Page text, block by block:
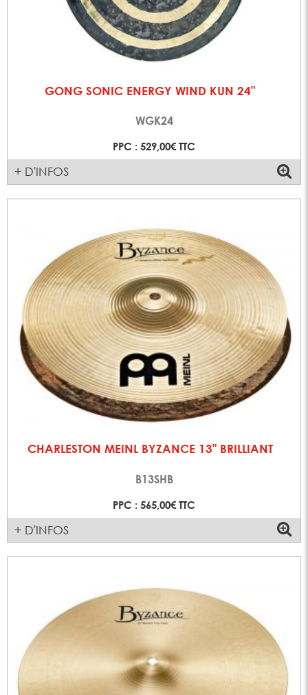
GONG SONIC ENERGY WIND KUN 24"
WGK24
PPC : 529,00€ TTC
+ D'INFOS
CHARLESTON MEINL BYZANCE 13" BRILLIANT
B13SHB
PPC : 565,00€ TTC
+ D'INFOS